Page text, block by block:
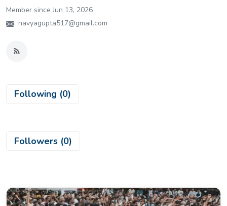
खेल
हेल्थ
लाइफस्टाइल
Member since Jun 13, 2026
navyagupta517@gmail.com
Following (0)
Followers (0)